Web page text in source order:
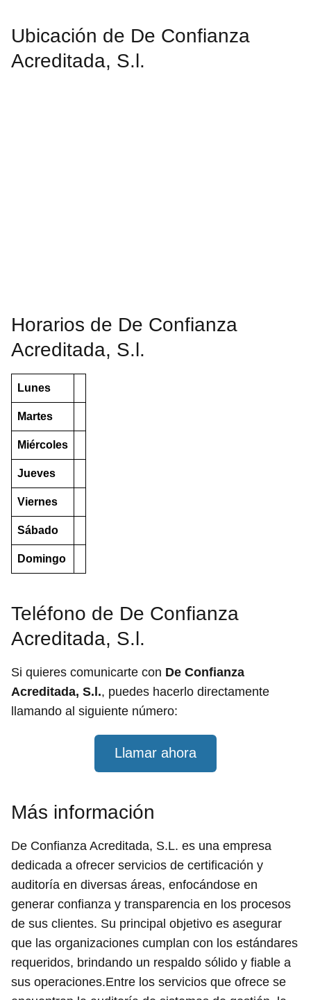
Ubicación de De Confianza
Acreditada, S.l.
Horarios de De Confianza
Acreditada, S.l.
Lunes
Martes
Miércoles
Jueves
Viernes
Sábado
Domingo
Teléfono de De Confianza
Acreditada, S.l.
Si quieres comunicarte con De Confianza
Acreditada, S.l., puedes hacerlo directamente
llamando al siguiente número:
Llamar ahora
Más información
De Confianza Acreditada, S.L. es una empresa
dedicada a ofrecer servicios de certificación y
auditoría en diversas áreas, enfocándose en
generar confianza y transparencia en los procesos
de sus clientes. Su principal objetivo es asegurar
que las organizaciones cumplan con los estándares
requeridos, brindando un respaldo sólido y fiable a
sus operaciones.Entre los servicios que ofrece se